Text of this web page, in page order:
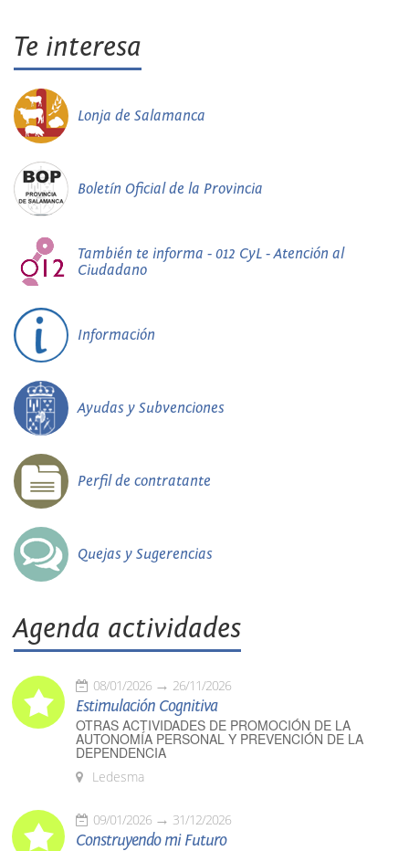
Te interesa
Lonja de Salamanca
Boletín Oficial de la Provincia
También te informa - 012 CyL - Atención al
Ciudadano
Información
Ayudas y Subvenciones
Perfil de contratante
Quejas y Sugerencias
Agenda actividades
08/01/2026 26/11/2026
Estimulación Cognitiva
OTRAS ACTIVIDADES DE PROMOCIÓN DE LA
AUTONOMÍA PERSONAL Y PREVENCIÓN DE LA
DEPENDENCIA
Ledesma
09/01/2026 31/12/2026
Construyendo mi Futuro